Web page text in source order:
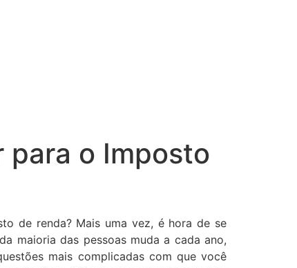
para o Imposto
de renda? Mais uma vez, é hora de se
maioria das pessoas muda a cada ano,
mais complicadas com que você